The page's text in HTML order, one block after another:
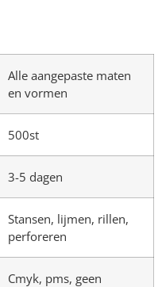
Alle aangepaste maten
en vormen
500st
3-5 dagen
Stansen, lijmen, rillen,
perforeren
Cmyk, pms, geen